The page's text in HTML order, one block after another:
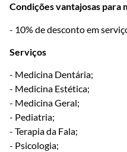
Condições vantajosas para
- 10% de desconto em
Serviços
- Medicina Dentária;
- Medicina Estética;
- Medicina Geral;
- Pediatria;
- Terapia da Fala;
- Psicologia;